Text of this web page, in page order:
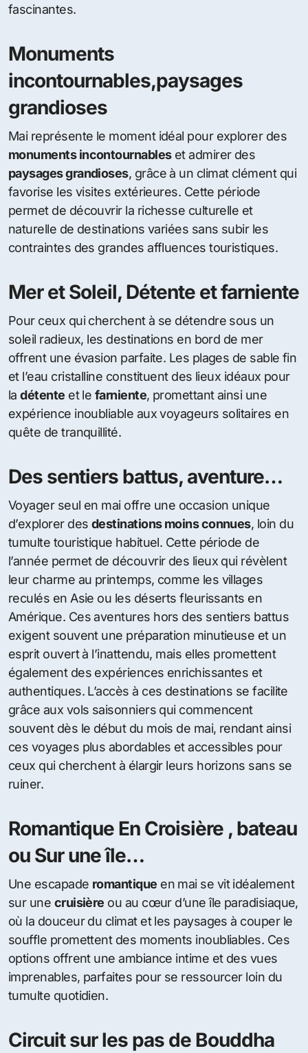
fascinantes.
Monuments
incontournables,paysages
grandioses
Mai représente le moment idéal pour explorer des
monuments incontournableset admirer des
paysages grandioses, grâce à un climat clément qui
favorise les visites extérieures. Cette période
permet de découvrir la richesse culturelle et
naturelle de destinations variées sans subir les
contraintes des grandes affluences touristiques.
Mer et Soleil, Détente et farniente
Pour ceux qui cherchent à se détendre sous un
soleil radieux, les destinations en bord de mer
offrent une évasion parfaite. Les plages de sable fin
et l’eau cristalline constituent des lieux idéaux pour
ladétente et le farniente, promettant ainsi une
expérience inoubliable aux voyageurs solitaires en
quête de tranquillité.
Des sentiers battus, aventure…
Voyager seul en mai offre une occasion unique
d’explorer des destinations moins connues, loin du
tumulte touristique habituel. Cette période de
l’année permet de découvrir des lieux qui révèlent
leur charme au printemps, comme les villages
reculés en Asie ou les déserts fleurissants en
Amérique. Ces aventures hors des sentiers battus
exigent souvent une préparation minutieuse et un
esprit ouvert à l’inattendu, mais elles promettent
également des expériences enrichissantes et
authentiques. L’accès à ces destinations se facilite
grâce aux vols saisonniers qui commencent
souvent dès le début du mois de mai, rendant ainsi
ces voyages plus abordables et accessibles pour
ceux qui cherchent à élargir leurs horizons sans se
ruiner.
Romantique En Croisière , bateau
ou Sur une île…
Une escapade romantique en mai se vit idéalement
sur une cruisière ou au cœur d’une île paradisiaque,
où la douceur du climat et les paysages à couper le
souffle promettent des moments inoubliables. Ces
options offrent une ambiance intime et des vues
imprenables, parfaites pour se ressourcer loin du
tumulte quotidien.
Circuit sur les pas de Bouddha